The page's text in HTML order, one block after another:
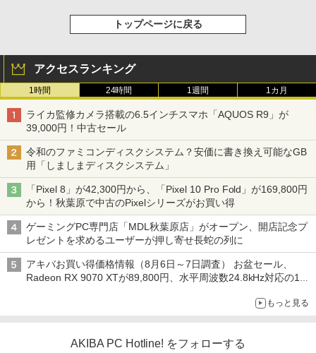
トップページに戻る
アクセスランキング
1時間 24時間 1週間 1カ月
ライカ監修カメラ搭載の6.5インチスマホ「AQUOS R9」が
39,000円！中古セール
令和のファミコンディスクシステム？安価に書き換え可能なGB
用「しましまディスクシステム」
「Pixel 8」が42,300円から、「Pixel 10 Pro Fold」が169,800円
から！秋葉原で中古のPixelシリーズがお買い得
ゲーミングPC専門店「MDL秋葉原店」がオープン、開店記念プ
レゼントを求めるユーザーが押し寄せ長蛇の列に
アキバお買い得価格情報（8月6日～7日調査） お盆セール、
Radeon RX 9070 XTが89,800円、水平周波数24.8kHz対応の17
もっと見る
AKIBA PC Hotline! をフォローする